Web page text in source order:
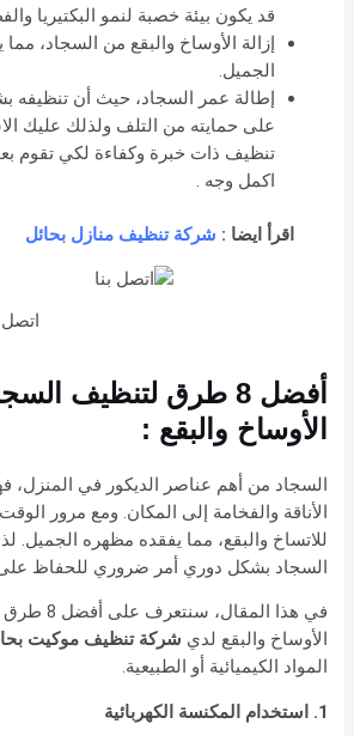
قد يكون بيئة خصبة لنمو البكتيريا
إزالة الأوساخ والبقع من السجاد،
الجميل.
إطالة عمر السجاد، حيث أن تنظيفه
على حمايته من التلف ولذلك عليك
تنظيف ذات خبرة وكفاءة لكي تقوم
اكمل وجه .
اقرأ ايضا : شركة تنظيف منازل بحائل
اتصل
أفضل 8 طرق لتنظيف
الأوساخ والبقع :
السجاد من أهم عناصر الديكور في
الأناقة والفخامة إلى المكان. ومع مرور
للاتساخ والبقع، مما يفقده مظهره الجميل.
السجاد بشكل دوري أمر ضروري للحفاظ على
في هذا
الأوساخ والبقع لدي شركة تنظيف موكيت
المواد الكيميائية أو الطبيعية.
1. استخدام المكنسة الكهربائية